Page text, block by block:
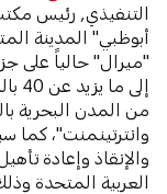
التنفيذي, رئيس
أبوظبي" المدينة
"ميرال" حالياً على
من المدن البحرية
وانترتينمنت"، كما
والإنقاذ وإعادة
العربية المتحدة